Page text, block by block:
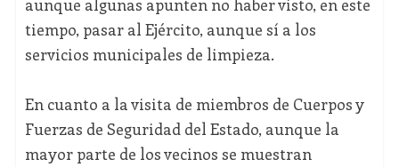
aunque algunas apunten no haber visto, en este
tiempo, pasar al Ejército, aunque sí a los
servicios municipales de limpieza.
En cuanto a la visita de miembros de Cuerpos y
Fuerzas de Seguridad del Estado, aunque la
mayor parte de los vecinos se muestran